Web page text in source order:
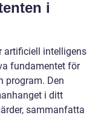
i
artificiell intelligens
fundamentet för
program. Den
i ditt
sammanfatta